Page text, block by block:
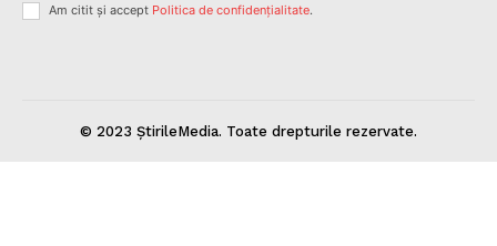
Am citit și accept Politica de confidențialitate.
© 2023 ȘtirileMedia. Toate drepturile rezervate.